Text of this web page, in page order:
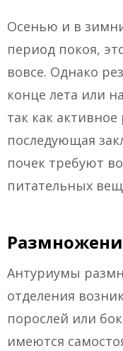
Осенью и в
период покоя,
вовсе. Однако
конце лета или
так как
последующая
почек требуют
питательных
Антуриумы
отделения
порослей или
имеются